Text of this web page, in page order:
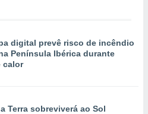
digital prevê risco de incêndio
Península Ibérica durante
calor
Terra sobreviverá ao Sol